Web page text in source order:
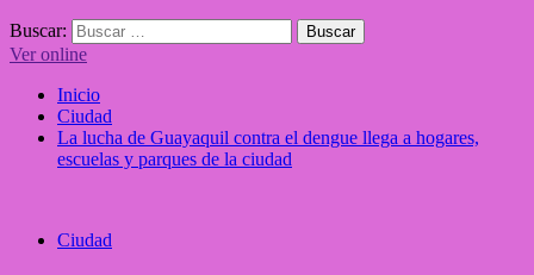
Buscar:
Ver online
Inicio
Ciudad
La lucha de Guayaquil contra el dengue llega a hogares,
escuelas y parques de la ciudad
Ciudad